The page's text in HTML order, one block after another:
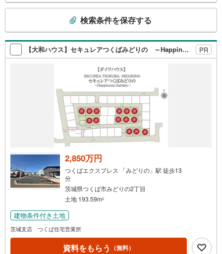
広々LDKに加え、収納豊富な間取り♪通勤通学に便利な立地
と、暮らしやすさを考えた設備仕様が魅力です♪ご内見は
もちろん、まずは資料だけ…という方もお気軽にお問い合
わせください♪
検
索
条
る
・
条
件
マ
イ
ペ
ー
検索条件を保存する
【大和ハウス】セキュレアつくばみどりの ～Happiness Garden～（建築条件付宅地分譲） PR
2,850万円
つくばエクスプレス 「みどりの」駅 徒歩13
分
茨城県つくば市みどりの2丁目
土地 193.59m2
建物条件付き土地
茨城支店 つくば住宅営業所
資料をもらう （無料）